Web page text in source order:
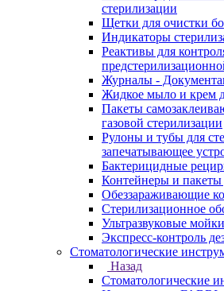
стерилизации
Щетки для очистки
Индикаторы
Реактивы для
Журналы -
Жидкое мыло и крем
Пакеты
газовой стерилизации
Рулоны и тубы для
запечатывающее
Бактерицидные
Контейнеры и пакеты
Обеззараживающие
Стерилизационное
Ультразвуковые мойки
Экспресс-контроль
Стоматологические
Назад
Стоматологические